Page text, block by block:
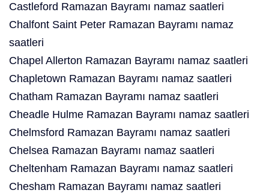
Castleford Ramazan Bayramı namaz saatleri
Chalfont Saint Peter Ramazan Bayramı namaz
saatleri
Chapel Allerton Ramazan Bayramı namaz saatleri
Chapletown Ramazan Bayramı namaz saatleri
Chatham Ramazan Bayramı namaz saatleri
Cheadle Hulme Ramazan Bayramı namaz saatleri
Chelmsford Ramazan Bayramı namaz saatleri
Chelsea Ramazan Bayramı namaz saatleri
Cheltenham Ramazan Bayramı namaz saatleri
Chesham Ramazan Bayramı namaz saatleri